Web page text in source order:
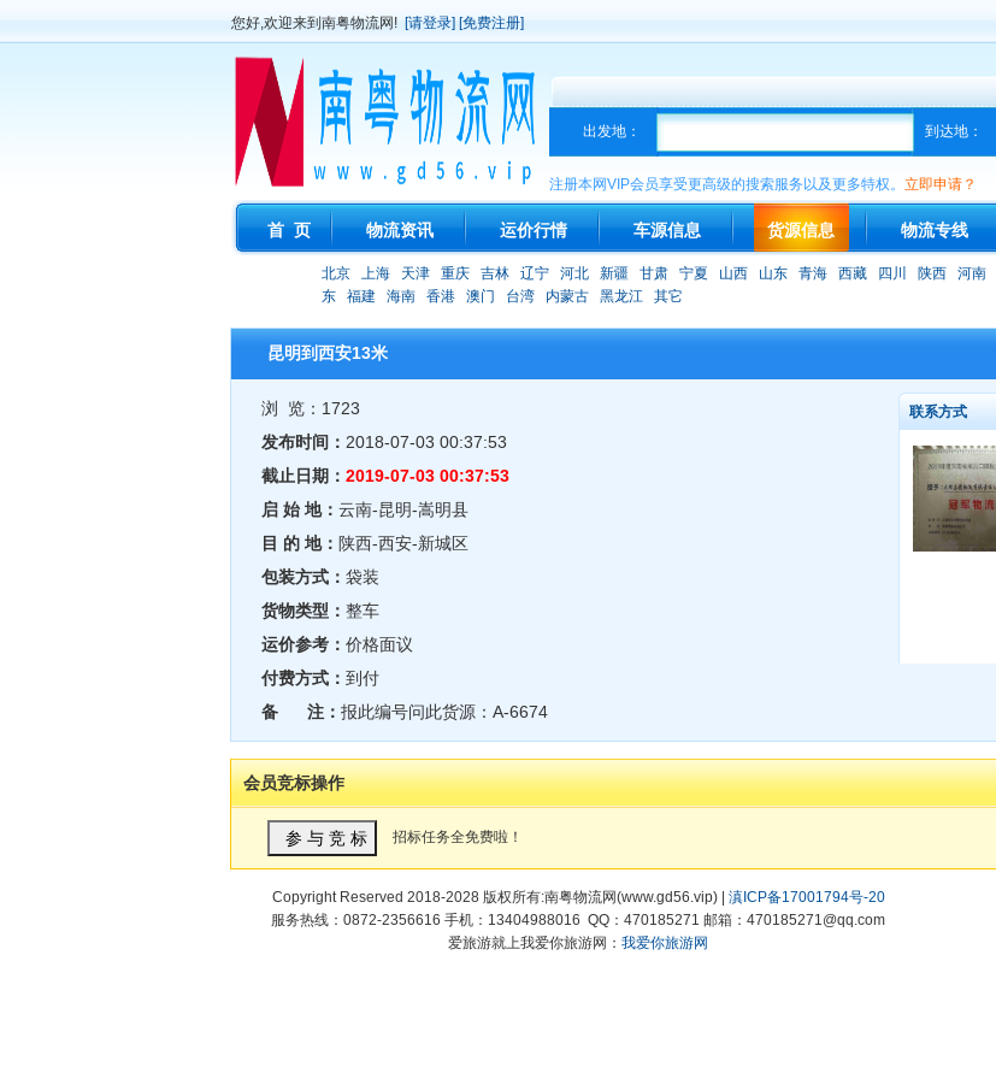
您好,欢迎来到南粤物流网! [请登录] [免费注册]
出发地： 到达地：
注册本网VIP会员享受更高级的搜索服务以及更多特权。 立即申请？
首 页 物流资讯 运价行情 车源信息 货源信息 物流专线
北京 上海 天津 重庆 吉林 辽宁 河北 新疆 甘肃 宁夏 山西 山东 青海 西藏 四川 陕西 河南
东
福建 海南 香港 澳门 台湾 内蒙古 黑龙江 其它
昆明到西安13米
浏 览：1723
发布时间： 2018-07-03 00:37:53
截止日期： 2019-07-03 00:37:53
启 始 地： 云南-昆明-嵩明县
目 的 地： 陕西-西安-新城区
包装方式： 袋装
货物类型： 整车
运价参考： 价格面议
付费方式： 到付
备 注： 报此编号问此货源：A-6674
联系方式
会员竞标操作
招标任务全免费啦！
Copyright Reserved 2018-2028 版权所有:南粤物流网(www.gd56.vip) | 滇ICP备17001794号-20
服务热线：0872-2356616 手机：13404988016 QQ：470185271 邮箱：470185271@qq.com
爱旅游就上我爱你旅游网： 我爱你旅游网